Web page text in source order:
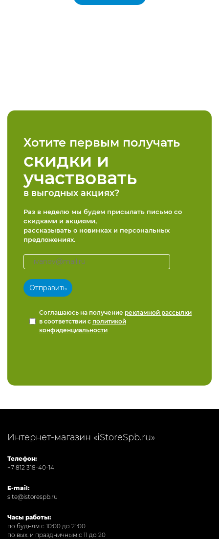
Хотите первым получать
скидки и
участвовать
в выгодных акциях?
Раз в неделю мы будем присылать письмо со
скидками и акциями,
рассказывать о новинках и персональных
предложениях.
Соглашаюсь на получение рекламной рассылки
в соответствии с политикой
конфиденциальности
Интернет-магазин «iStoreSpb.ru»
Телефон:
+7 812 318-40-14
E-mail:
site@istorespb.ru
Часы работы:
по будням с 10:00 до 21:00
по вых. и праздничным с 11 до 20